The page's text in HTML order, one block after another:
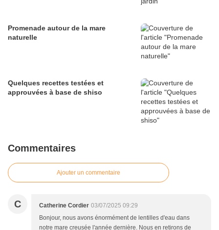
Promenade autour de la mare
naturelle
Quelques recettes testées et
approuvées à base de shiso
Commentaires
Ajouter un commentaire
C Catherine Cordier 03/07/2025 09:29
Bonjour, nous avons énormément de lentilles d'eau dans
notre mare creusée l'année dernière. Nous en retirons de